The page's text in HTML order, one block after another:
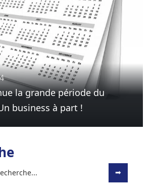
la grande période du
business à part !